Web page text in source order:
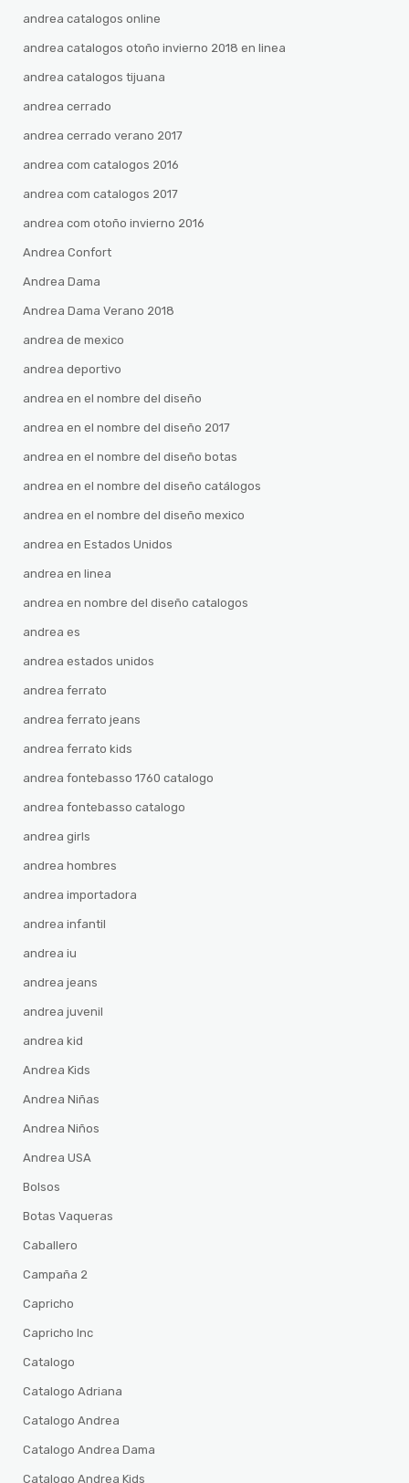
andrea catalogos online
andrea catalogos otoño invierno 2018 en linea
andrea catalogos tijuana
andrea cerrado
andrea cerrado verano 2017
andrea com catalogos 2016
andrea com catalogos 2017
andrea com otoño invierno 2016
Andrea Confort
Andrea Dama
Andrea Dama Verano 2018
andrea de mexico
andrea deportivo
andrea en el nombre del diseño
andrea en el nombre del diseño 2017
andrea en el nombre del diseño botas
andrea en el nombre del diseño catálogos
andrea en el nombre del diseño mexico
andrea en Estados Unidos
andrea en linea
andrea en nombre del diseño catalogos
andrea es
andrea estados unidos
andrea ferrato
andrea ferrato jeans
andrea ferrato kids
andrea fontebasso 1760 catalogo
andrea fontebasso catalogo
andrea girls
andrea hombres
andrea importadora
andrea infantil
andrea iu
andrea jeans
andrea juvenil
andrea kid
Andrea Kids
Andrea Niñas
Andrea Niños
Andrea USA
Bolsos
Botas Vaqueras
Caballero
Campaña 2
Capricho
Capricho Inc
Catalogo
Catalogo Adriana
Catalogo Andrea
Catalogo Andrea Dama
Catalogo Andrea Kids